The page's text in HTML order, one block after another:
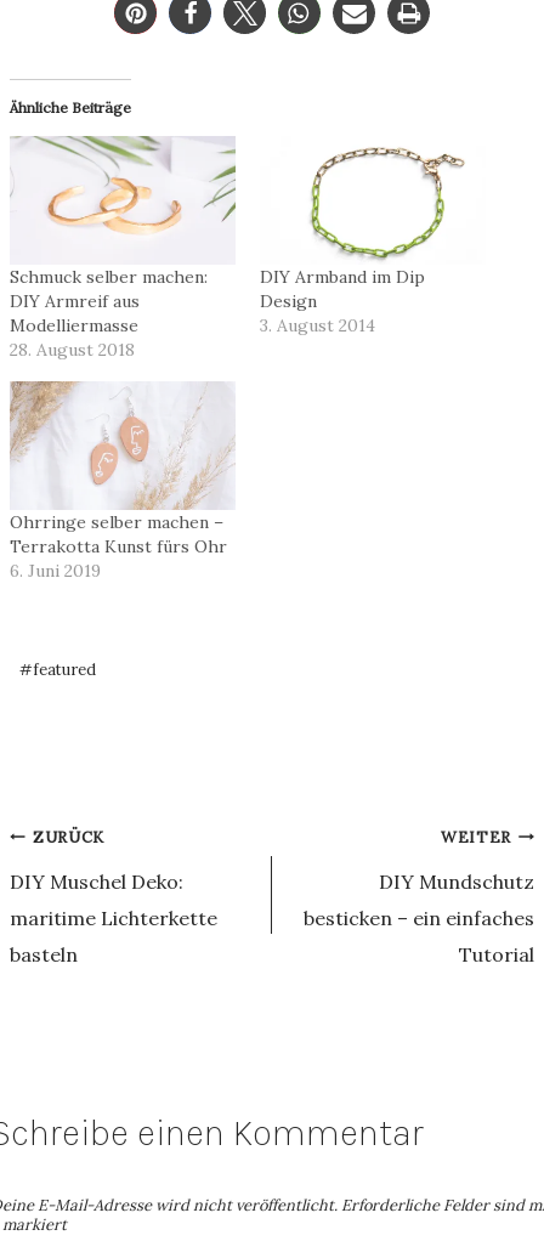
Ähnliche Beiträge
Schmuck selber machen:
DIY Armreif aus
Modelliermasse
28. August 2018
DIY Armband im Dip
Design
3. August 2014
Ohrringe selber machen –
Terrakotta Kunst fürs Ohr
6. Juni 2019
Schlagworte:
#featured
Beitragsnavigation
ZURÜCK
DIY Muschel Deko:
maritime Lichterkette
basteln
WEITER
DIY Mundschutz
besticken – ein einfaches
Tutorial
einen Kommentar
E-Mail-Adresse wird nicht veröffentlicht. Erforderliche Felder sind
markiert